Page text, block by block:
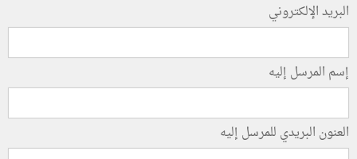
البريد الإلكتروني
إسم المرسل إليه
العنون البريدي للمرسل إليه